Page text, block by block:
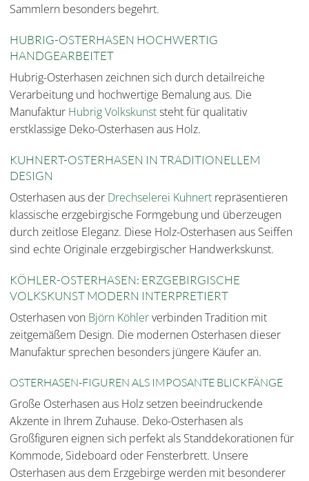
Sammlern besonders begehrt.
HUBRIG-OSTERHASEN HOCHWERTIG
HANDGEARBEITET
Hubrig-Osterhasen zeichnen sich durch detailreiche
Verarbeitung und hochwertige Bemalung aus. Die
Manufaktur Hubrig Volkskunststeht für qualitativ
erstklassige Deko-Osterhasen aus Holz.
KUHNERT-OSTERHASEN IN TRADITIONELLEM
DESIGN
Osterhasen aus der Drechselerei Kuhnert repräsentieren
klassische erzgebirgische Formgebung und überzeugen
durch zeitlose Eleganz. Diese Holz-Osterhasen aus Seiffen
sind echte Originale erzgebirgischer Handwerkskunst.
KÖHLER-OSTERHASEN: ERZGEBIRGISCHE
VOLKSKUNST MODERN INTERPRETIERT
Osterhasen von Björn Köhlerverbinden Tradition mit
zeitgemäßem Design. Die modernen Osterhasen dieser
Manufaktur sprechen besonders jüngere Käufer an.
OSTERHASEN-FIGUREN ALS IMPOSANTE BLICKFÄNGE
Große Osterhasen aus Holz setzen beeindruckende
Akzente in Ihrem Zuhause. Deko-Osterhasen als
Großfiguren eignen sich perfekt als Standdekorationen für
Kommode, Sideboard oder Fensterbrett. Unsere
Osterhasen aus dem Erzgebirge werden mit besonderer